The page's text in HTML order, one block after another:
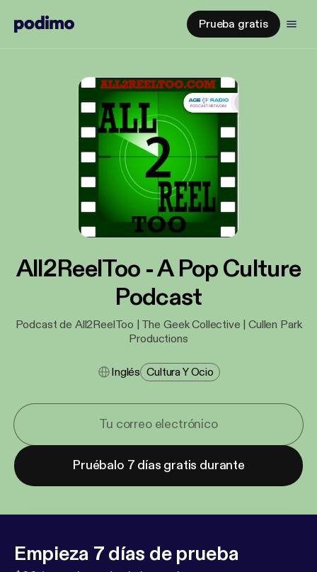
Prueba gratis
All2ReelToo - A Pop Culture
Podcast
Podcast de All2ReelToo | The Geek Collective | Cullen Park
Productions
Inglés Cultura Y Ocio
Pruébalo 7 días gratis durante
Empieza 7 días de prueba